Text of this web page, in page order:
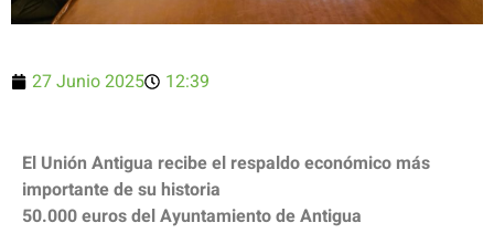
27 Junio 2025 12:39
El Unión Antigua recibe el respaldo económico más
importante de su historia
50.000 euros del Ayuntamiento de Antigua